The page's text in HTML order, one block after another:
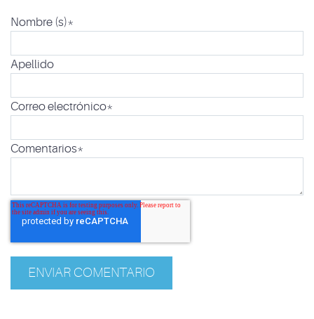
Nombre (s)*
Apellido
Correo electrónico*
Comentarios*